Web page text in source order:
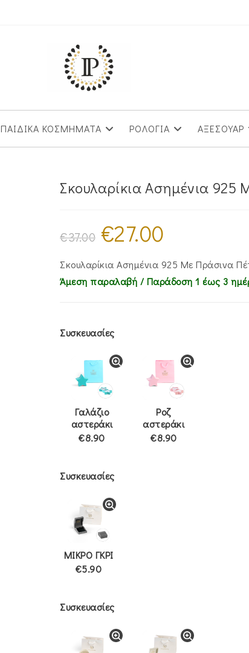
ΠΑΙΔΙΚΑ ΚΟΣΜΗΜΑΤΑ ΡΟΛΟΓΙΑ ΑΞΕΣΟΥΑΡ
Σκουλαρίκια Ασημένια 925
€37.00
Original
price
was:
€27.00
€27.00.
Σκουλαρίκια Ασημένια 925 Με Πράσινα
Άμεση παραλαβή / Παράδoση 1 έως 3
Συσκευασίες
Γαλάζιο
αστεράκι
€8.90
Ροζ
αστεράκι
€8.90
Συσκευασίες
ΜΙΚΡΟ ΓΚΡΙ
€5.90
Συσκευασίες